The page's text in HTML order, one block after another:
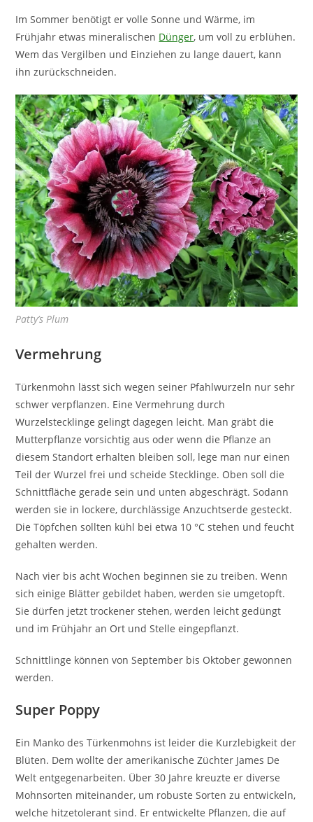
Im Sommer benötigt er volle Sonne und Wärme, im
Frühjahr etwas mineralischen Dünger, um voll zu erblühen.
Wem das Vergilben und Einziehen zu lange dauert, kann
ihn zurückschneiden.
Patty’s Plum
Vermehrung
Türkenmohn lässt sich wegen seiner Pfahlwurzeln nur sehr
schwer verpflanzen. Eine Vermehrung durch
Wurzelstecklinge gelingt dagegen leicht. Man gräbt die
Mutterpflanze vorsichtig aus oder wenn die Pflanze an
diesem Standort erhalten bleiben soll, lege man nur einen
Teil der Wurzel frei und scheide Stecklinge. Oben soll die
Schnittfläche gerade sein und unten abgeschrägt. Sodann
werden sie in lockere, durchlässige Anzuchtserde gesteckt.
Die Töpfchen sollten kühl bei etwa 10 °C stehen und feucht
gehalten werden.
Nach vier bis acht Wochen beginnen sie zu treiben. Wenn
sich einige Blätter gebildet haben, werden sie umgetopft.
Sie dürfen jetzt trockener stehen, werden leicht gedüngt
und im Frühjahr an Ort und Stelle eingepflanzt.
Schnittlinge können von September bis Oktober gewonnen
werden.
Super Poppy
Ein Manko des Türkenmohns ist leider die Kurzlebigkeit der
Blüten. Dem wollte der amerikanische Züchter James De
Welt entgegenarbeiten. Über 30 Jahre kreuzte er diverse
Mohnsorten miteinander, um robuste Sorten zu entwickeln,
welche hitzetolerant sind. Er entwickelte Pflanzen, die auf